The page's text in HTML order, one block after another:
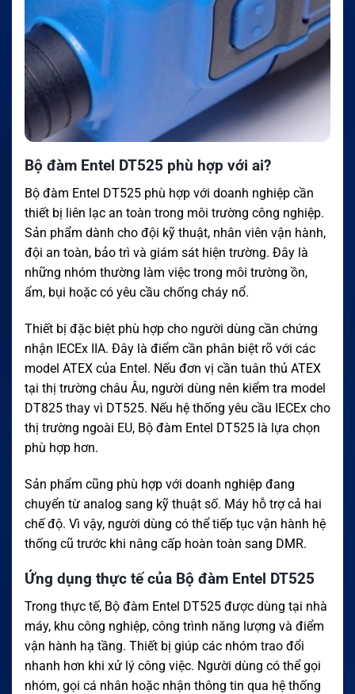
Bộ đàm Entel DT525 phù hợp với ai?
Bộ đàm Entel DT525 phù hợp với doanh nghiệp cần
thiết bị liên lạc an toàn trong môi trường công nghiệp.
Sản phẩm dành cho đội kỹ thuật, nhân viên vận hành,
đội an toàn, bảo trì và giám sát hiện trường. Đây là
những nhóm thường làm việc trong môi trường ồn,
ẩm, bụi hoặc có yêu cầu chống cháy nổ.
Thiết bị đặc biệt phù hợp cho người dùng cần chứng
nhận IECEx IIA. Đây là điểm cần phân biệt rõ với các
model ATEX của Entel. Nếu đơn vị cần tuân thủ ATEX
tại thị trường châu Âu, người dùng nên kiểm tra model
DT825 thay vì DT525. Nếu hệ thống yêu cầu IECEx cho
thị trường ngoài EU, Bộ đàm Entel DT525 là lựa chọn
phù hợp hơn.
Sản phẩm cũng phù hợp với doanh nghiệp đang
chuyển từ analog sang kỹ thuật số. Máy hỗ trợ cả hai
chế độ. Vì vậy, người dùng có thể tiếp tục vận hành hệ
thống cũ trước khi nâng cấp hoàn toàn sang DMR.
Ứng dụng thực tế của Bộ đàm Entel DT525
Trong thực tế, Bộ đàm Entel DT525 được dùng tại nhà
máy, khu công nghiệp, công trình năng lượng và điểm
vận hành hạ tầng. Thiết bị giúp các nhóm trao đổi
nhanh hơn khi xử lý công việc. Người dùng có thể gọi
nhóm, gọi cá nhân hoặc nhận thông tin qua hệ thống